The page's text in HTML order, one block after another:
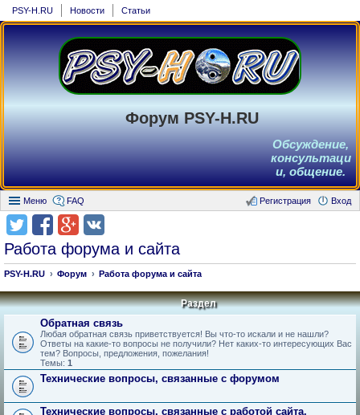
PSY-H.RU Новости Статьи
Форум PSY-H.RU
Обсуждение,
консультаци
и, общение.
Меню FAQ Вход
Регистрация
Работа форума и сайта
PSY-H.RU Форум Работа форума и сайта
Раздел
Обратная связь
Любая обратная связь приветствуется! Вы что-то искали и не нашли?
Ответы на какие-то вопросы не получили? Нет каких-то интересующих Вас
тем? Вопросы, предложения, пожелания!
Темы: 1
Технические вопросы, связанные с форумом
Технические вопросы, связанные с работой сайта.